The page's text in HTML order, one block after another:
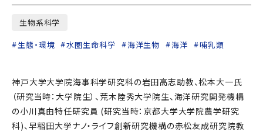
生物系科学
生態・環境
水圏生命科学 海洋生物 海洋 哺乳類
神戸大学大学院海事科学研究科の岩田高志助教、松本大一氏
（研究当時：大学院生）、荒木陸秀大学院生、海洋研究開発機構
の小川真由特任研究員 (研究当時：京都大学大学院農学研究
科)、早稲田大学ナノ・ライフ創新研究機構の赤松友成研究院教